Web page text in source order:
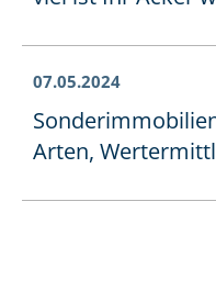
07.05.2024
Arten,